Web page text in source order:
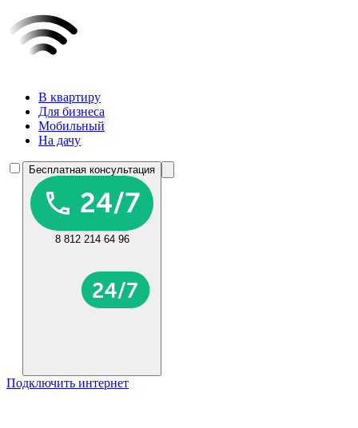
В квартиру
Для бизнеса
Мобильный
На дачу
Бесплатная консультация
8 812 214 64 96
Подключить интернет